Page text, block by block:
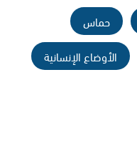
حماس
الأوضاع الإنسانية